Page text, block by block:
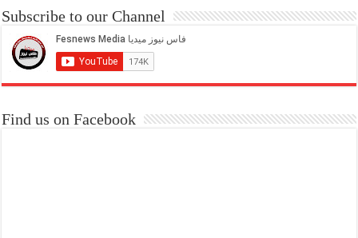
Subscribe to our Channel
Find us on Facebook